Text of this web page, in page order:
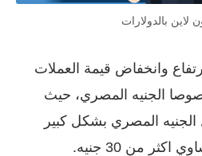
لاين بالدولارات
وانخفاض قيمة العملات
خصوصا الجنيه المصري، حيث
الجنيه المصري بشكل كبير
من 30 جنيه.